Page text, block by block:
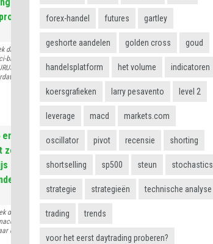
dient alleen ter illustratie. De
In plaats daarvan
kan alleen worden gezegd
het zover is.
dient alleen ter illustratie. De
bandbreedte blijft. De prijs
de prijs het moeilijk krijgt na 65
forex-handel futures gartley
geshorte aandelen golden cross goud
handelsplatform het volume indicatoren
koersgrafieken larry pesavento level 2
leverage macd markets.com
oscillator pivot recensie shorting
shortselling sp500 steun stochastics
strategie strategieën technische analyse
trading trends
voor het eerst daytrading proberen?